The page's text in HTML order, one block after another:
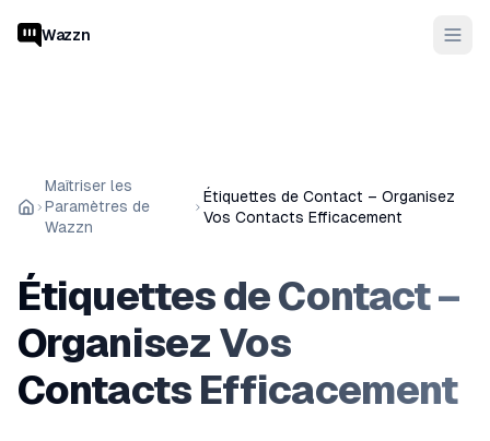
Wazzn
Maîtriser les
Paramètres de
Wazzn
Étiquettes de Contact – Organisez
Vos Contacts Efficacement
Étiquettes de Contact –
Organisez Vos
Contacts Efficacement